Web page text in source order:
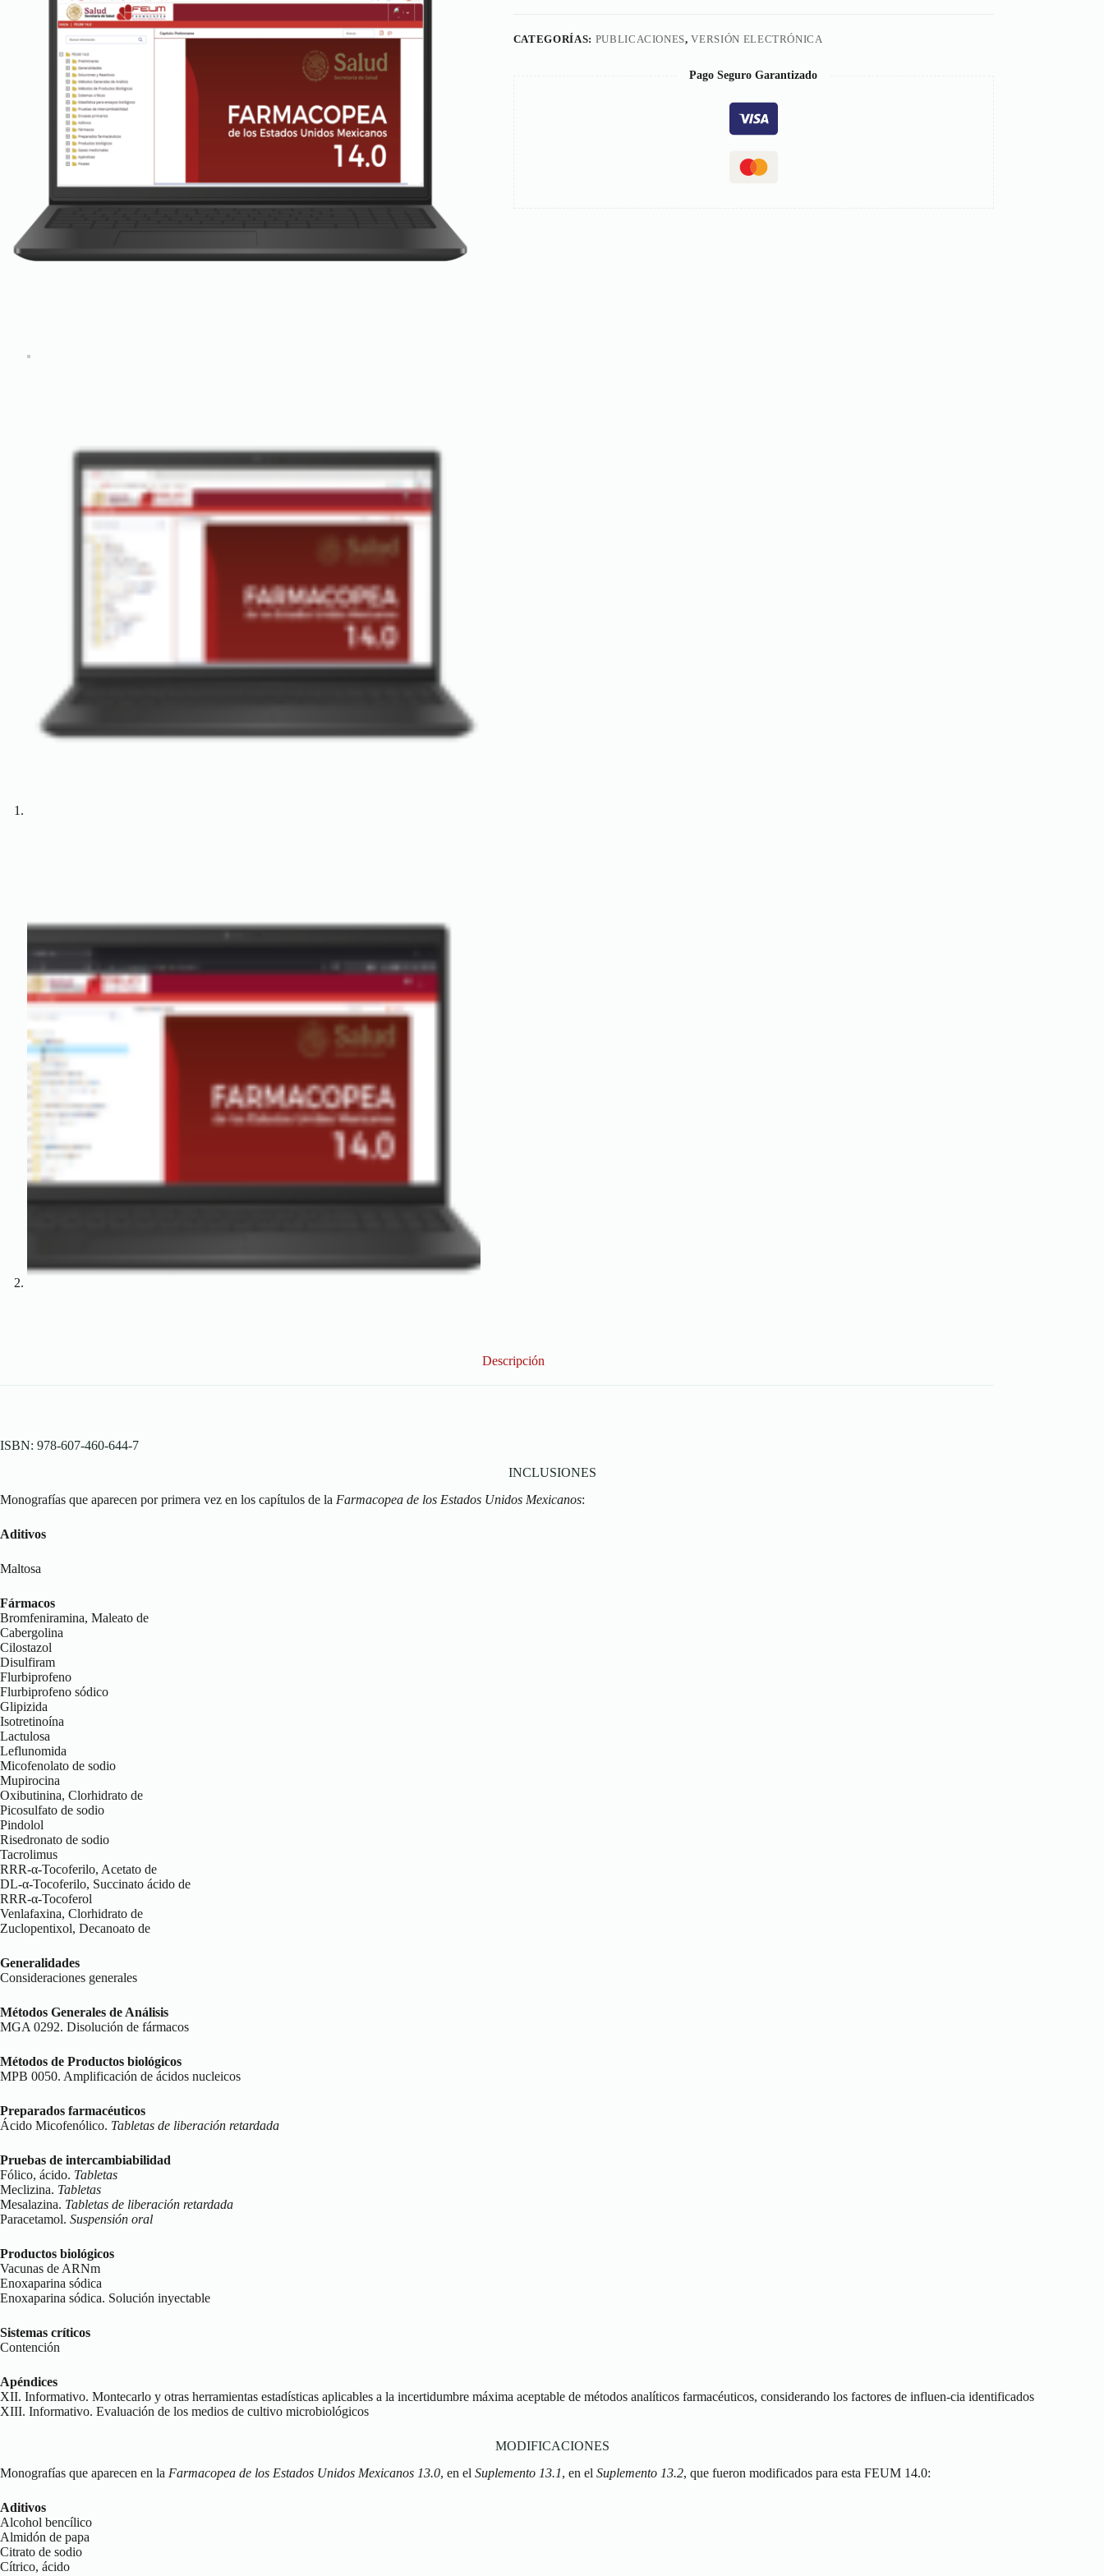
CATEGORÍAS: PUBLICACIONES,VERSIÓN ELECTRÓNICA
Pago Seguro Garantizado
Descripción
ISBN: 978-607-460-644-7
INCLUSIONES
Monografías que aparecen por primera vez en los capítulos de la Farmacopea de los Estados Unidos Mexicanos:
Aditivos
Maltosa
Fármacos
Bromfeniramina, Maleato de
Cabergolina
Cilostazol
Disulfiram
Flurbiprofeno
Flurbiprofeno sódico
Glipizida
Isotretinoína
Lactulosa
Leflunomida
Micofenolato de sodio
Mupirocina
Oxibutinina, Clorhidrato de
Picosulfato de sodio
Pindolol
Risedronato de sodio
Tacrolimus
RRR-α-Tocoferilo, Acetato de
DL-α-Tocoferilo, Succinato ácido de
RRR-α-Tocoferol
Venlafaxina, Clorhidrato de
Zuclopentixol, Decanoato de
Generalidades
Consideraciones generales
Métodos Generales de Análisis
MGA 0292. Disolución de fármacos
Métodos de Productos biológicos
MPB 0050. Amplificación de ácidos nucleicos
Preparados farmacéuticos
Ácido Micofenólico. Tabletas de liberación retardada
Pruebas de intercambiabilidad
Fólico, ácido. Tabletas
Meclizina. Tabletas
Mesalazina. Tabletas de liberación retardada
Paracetamol. Suspensión oral
Productos biológicos
Vacunas de ARNm
Enoxaparina sódica
Enoxaparina sódica. Solución inyectable
Sistemas críticos
Contención
Apéndices
XII. Informativo. Montecarlo y otras herramientas estadísticas aplicables a la incertidumbre máxima aceptable de métodos analíticos farmacéuticos, considerando los factores de influen-cia identificados
XIII. Informativo. Evaluación de los medios de cultivo microbiológicos
MODIFICACIONES
Monografías que aparecen en la Farmacopea de los Estados Unidos Mexicanos 13.0, en el Suplemento 13.1, en el Suplemento 13.2, que fueron modificados para esta FEUM 14.0:
Aditivos
Alcohol bencílico
Almidón de papa
Citrato de sodio
Cítrico, ácido